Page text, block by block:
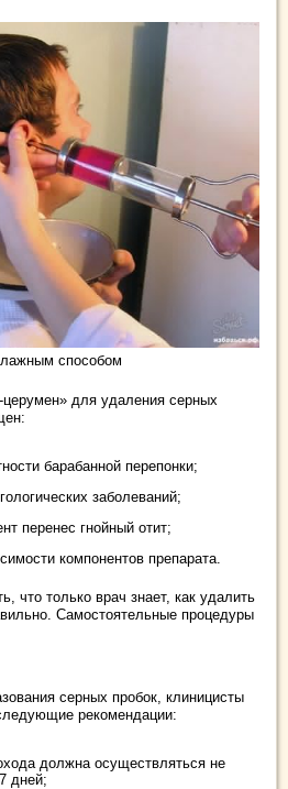
способом
для удаления серных
барабанной перепонки;
заболеваний;
перенес гнойный отит;
компонентов препарата.
что только врач знает, как удалить
Самостоятельные процедуры
серных пробок, клиницисты
рекомендации:
должна осуществляться не
дней;